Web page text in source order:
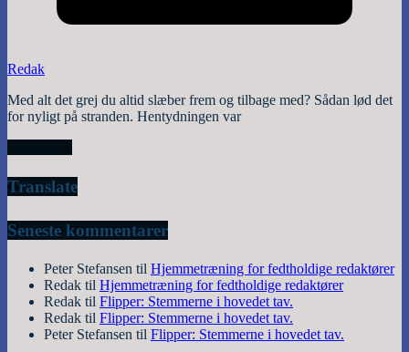
Redak
Med alt det grej du altid slæber frem og tilbage med? Sådan lød det
for nyligt på stranden. Hentydningen var
Translate
Seneste kommentarer
Peter Stefansen til Hjemmetræning for fedtholdige redaktører
Redak til Hjemmetræning for fedtholdige redaktører
Redak til Flipper: Stemmerne i hovedet tav.
Redak til Flipper: Stemmerne i hovedet tav.
Peter Stefansen til Flipper: Stemmerne i hovedet tav.